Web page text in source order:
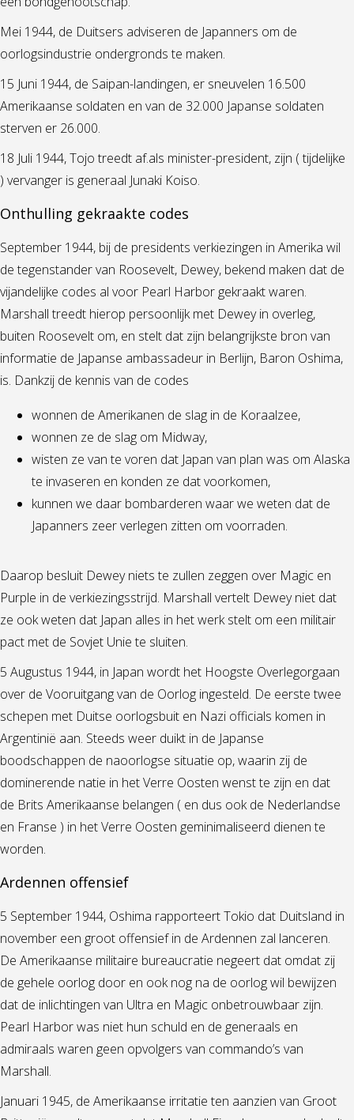
Mei 1944, de Duitsers adviseren de Japanners om de
oorlogsindustrie ondergronds te maken.
15 Juni 1944, de Saipan-landingen, er sneuvelen 16.500
Amerikaanse soldaten en van de 32.000 Japanse soldaten
sterven er 26.000.
18 Juli 1944, Tojo treedt af.als minister-president, zijn ( tijdelijke
) vervanger is generaal Junaki Koiso.
Onthulling gekraakte codes
September 1944, bij de presidents verkiezingen in Amerika wil
de tegenstander van Roosevelt, Dewey, bekend maken dat de
vijandelijke codes al voor Pearl Harbor gekraakt waren.
Marshall treedt hierop persoonlijk met Dewey in overleg,
buiten Roosevelt om, en stelt dat zijn belangrijkste bron van
informatie de Japanse ambassadeur in Berlijn, Baron Oshima,
is. Dankzij de kennis van de codes
wonnen de Amerikanen de slag in de Koraalzee,
wonnen ze de slag om Midway,
wisten ze van te voren dat Japan van plan was om Alaska
te invaseren en konden ze dat voorkomen,
kunnen we daar bombarderen waar we weten dat de
Japanners zeer verlegen zitten om voorraden.
Daarop besluit Dewey niets te zullen zeggen over Magic en
Purple in de verkiezingsstrijd. Marshall vertelt Dewey niet dat
ze ook weten dat Japan alles in het werk stelt om een militair
pact met de Sovjet Unie te sluiten.
5 Augustus 1944, in Japan wordt het Hoogste Overlegorgaan
over de Vooruitgang van de Oorlog ingesteld. De eerste twee
schepen met Duitse oorlogsbuit en Nazi officials komen in
Argentinië aan. Steeds weer duikt in de Japanse
boodschappen de naoorlogse situatie op, waarin zij de
dominerende natie in het Verre Oosten wenst te zijn en dat
de Brits Amerikaanse belangen ( en dus ook de Nederlandse
en Franse ) in het Verre Oosten geminimaliseerd dienen te
worden.
Ardennen offensief
5 September 1944, Oshima rapporteert Tokio dat Duitsland in
november een groot offensief in de Ardennen zal lanceren.
De Amerikaanse militaire bureaucratie negeert dat omdat zij
de gehele oorlog door en ook nog na de oorlog wil bewijzen
dat de inlichtingen van Ultra en Magic onbetrouwbaar zijn.
Pearl Harbor was niet hun schuld en de generaals en
admiraals waren geen opvolgers van commando’s van
Marshall.
Januari 1945, de Amerikaanse irritatie ten aanzien van Groot